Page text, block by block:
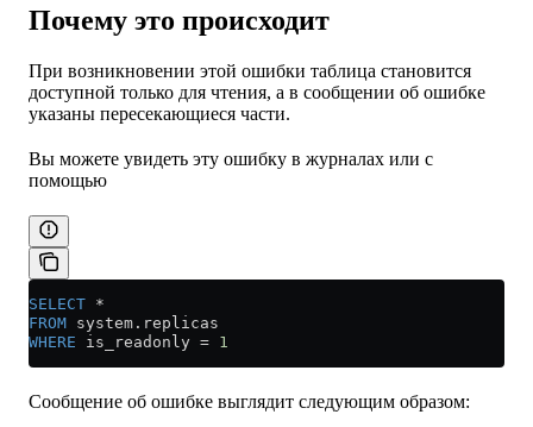
Почему это происходит
При возникновении этой ошибки таблица становится
доступной только для чтения, а в сообщении об ошибке
указаны пересекающиеся части.
Вы можете увидеть эту ошибку в журналах или с
помощью
SELECT *
FROM system . replicas
WHERE is_readonly = 1
Сообщение об ошибке выглядит следующим образом: